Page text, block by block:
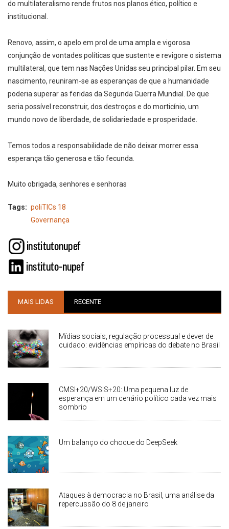
do multilateralismo rende frutos nos planos ético, político e
institucional.
Renovo, assim, o apelo em prol de uma ampla e vigorosa
conjunção de vontades políticas que sustente e revigore o sistema
multilateral, que tem nas Nações Unidas seu principal pilar. Em seu
nascimento, reuniram-se as esperanças de que a humanidade
poderia superar as feridas da Segunda Guerra Mundial. De que
seria possível reconstruir, dos destroços e do morticínio, um
mundo novo de liberdade, de solidariedade e prosperidade.
Temos todos a responsabilidade de não deixar morrer essa
esperança tão generosa e tão fecunda.
Muito obrigada, senhores e senhoras
Tags
poliTICs 18
Governança
MAIS LIDAS RECENTE
Mídias sociais, regulação processual e dever de
cuidado: evidências empíricas do debate no Brasil
CMSI+20/WSIS+20: Uma pequena luz de
esperança em um cenário político cada vez mais
sombrio
Um balanço do choque do DeepSeek
Ataques à democracia no Brasil, uma análise da
repercussão do 8 de janeiro